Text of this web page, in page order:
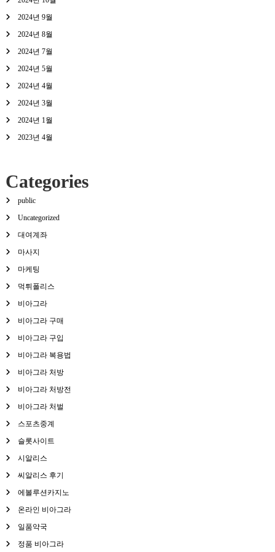
2024년 9월
2024년 8월
2024년 7월
2024년 5월
2024년 4월
2024년 3월
2024년 1월
2023년 4월
Categories
public
Uncategorized
대여계좌
마사지
마케팅
먹튀폴리스
비아그라
비아그라 구매
비아그라 구입
비아그라 복용법
비아그라 처방
비아그라 처방전
비아그라 처벌
스포츠중계
슬롯사이트
시알리스
씨알리스 후기
에볼루션카지노
온라인 비아그라
일품약국
정품 비아그라